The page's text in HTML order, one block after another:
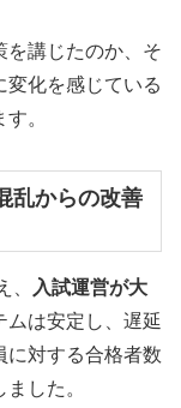
を講じたのか、そ
変化を感じている
。
乱からの改善
、
入試運営が大
ムは安定し、遅延
に対する合格者数
した。